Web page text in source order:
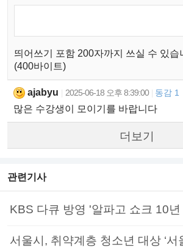
띄어쓰기 포함 200자까지 쓰실 수 있습
(400바이트)
ajabyu 2025-06-18 오후 8:39:00 동감 1
많은 수강생이 모이기를 바랍니다
더보기
관련기사
KBS 다큐 방영 '알파고 쇼크 10
서울시, 취약계층 청소년 대상 ‘서